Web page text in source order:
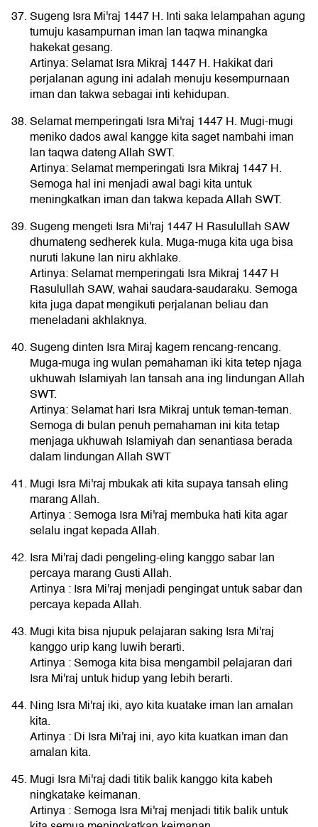
Sugeng Isra Mi'raj 1447 H. Inti saka lelampahan agung
tumuju kasampurnan iman lan taqwa minangka
hakekat gesang.
Artinya: Selamat Isra Mikraj 1447 H. Hakikat dari
perjalanan agung ini adalah menuju kesempurnaan
iman dan takwa sebagai inti kehidupan.
Selamat memperingati Isra Mi'raj 1447 H. Mugi-mugi
meniko dados awal kangge kita saget nambahi iman
lan taqwa dateng Allah SWT.
Artinya: Selamat memperingati Isra Mikraj 1447 H.
Semoga hal ini menjadi awal bagi kita untuk
meningkatkan iman dan takwa kepada Allah SWT.
Sugeng mengeti Isra Mi'raj 1447 H Rasulullah SAW
dhumateng sedherek kula. Muga-muga kita uga bisa
nuruti lakune lan niru akhlake.
Artinya: Selamat memperingati Isra Mikraj 1447 H
Rasulullah SAW, wahai saudara-saudaraku. Semoga
kita juga dapat mengikuti perjalanan beliau dan
meneladani akhlaknya.
Sugeng dinten Isra Miraj kagem rencang-rencang.
Muga-muga ing wulan pemahaman iki kita tetep njaga
ukhuwah Islamiyah lan tansah ana ing lindungan Allah
SWT.
Artinya: Selamat hari Isra Mikraj untuk teman-teman.
Semoga di bulan penuh pemahaman ini kita tetap
menjaga ukhuwah Islamiyah dan senantiasa berada
dalam lindungan Allah SWT
Mugi Isra Mi'raj mbukak ati kita supaya tansah eling
marang Allah.
Artinya : Semoga Isra Mi'raj membuka hati kita agar
selalu ingat kepada Allah.
Isra Mi'raj dadi pengeling-eling kanggo sabar lan
percaya marang Gusti Allah.
Artinya : Isra Mi'raj menjadi pengingat untuk sabar dan
percaya kepada Allah.
Mugi kita bisa njupuk pelajaran saking Isra Mi'raj
kanggo urip kang luwih berarti.
Artinya : Semoga kita bisa mengambil pelajaran dari
Isra Mi'raj untuk hidup yang lebih berarti.
Ning Isra Mi'raj iki, ayo kita kuatake iman lan amalan
kita.
Artinya : Di Isra Mi'raj ini, ayo kita kuatkan iman dan
amalan kita.
Mugi Isra Mi'raj dadi titik balik kanggo kita kabeh
ningkatake keimanan.
Artinya : Semoga Isra Mi'raj menjadi titik balik untuk